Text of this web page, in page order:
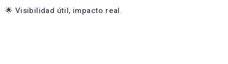
🌟 Visibilidad útil, impacto real.